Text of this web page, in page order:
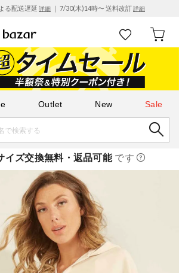
る配送遅延 詳細 ｜ 7/30(木)14時〜 送料改訂詳細
Outlet New Sale
イズ交換無料・返品可能です